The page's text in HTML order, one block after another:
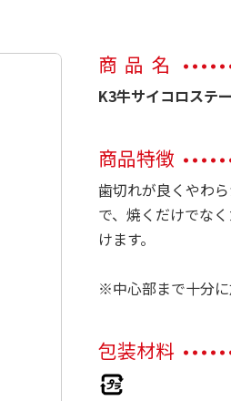
商品名
K3牛サイコロステ
商品特徴
歯切れが良くやわ
で、焼くだけでな
けます。
※中心部まで十分
包装材料